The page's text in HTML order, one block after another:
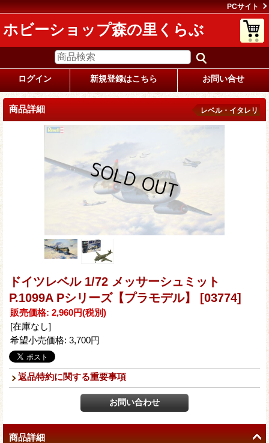
PCサイト
ホビーショップ森の里くらぶ
ログイン 新規登録はこちら お問い合せ
商品詳細 レベル・イタレリ
ドイツレベル 1/72 メッサーシュミット
P.1099A Pシリーズ【プラモデル】 [03774]
販売価格: 2,960円(税別)
[在庫なし]
希望小売価格: 3,700円
返品特約に関する重要事項
商品詳細